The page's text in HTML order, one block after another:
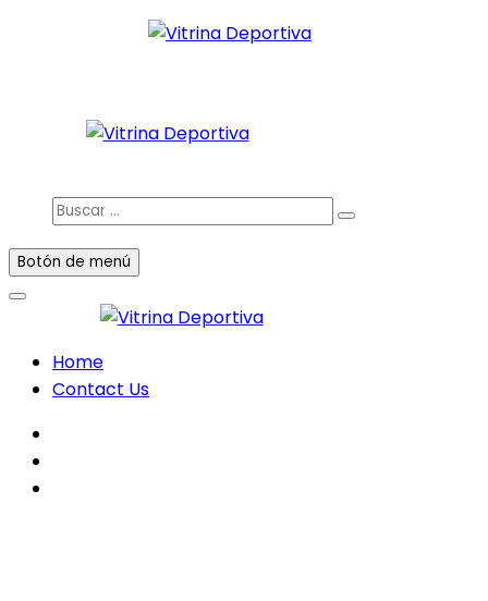
facebook
instagram
Buscar
Botón de menú
Home
Contact Us